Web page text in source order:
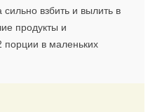
взбить и вылить в
продукты и
порции в маленьких